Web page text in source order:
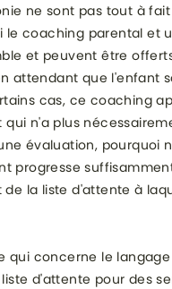
ne sont pas tout à
le coaching parental et
et peuvent être
attendant que l'enfant
cas, ce coaching
n'a plus
évaluation, pourquoi
progresse
la liste d'attente à
qui concerne le
d'attente pour des